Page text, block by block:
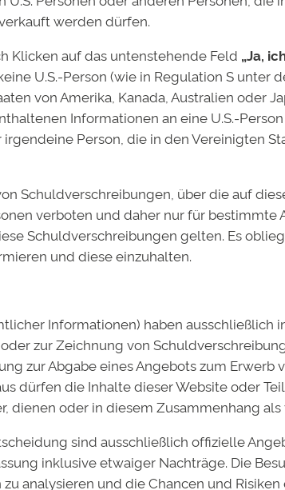
Track Record. Insgesamt
und internationalen Top-
ist mit aktuell 0,5 Prozent sehr
5 Millionen Euro
(BaFin)
studienfonds-2.deerhältlich.
werden dürfen.
Klicken auf das untenstehende Feld „Ja,
U.S.-Person (wie in Regulation S unter
von Amerika, Kanada, Australien oder
Informationen an eine U.S.-
Person, die in den Vereinigten
Schuldverschreibungen, über die auf
verboten und daher nur für bestimmte
Schuldverschreibungen gelten. Es
und diese einzuhalten.
Informationen) haben ausschließlich
zur Zeichnung von
zur Abgabe eines Angebots zum
dürfen die Inhalte dieser Website oder
dienen oder in diesem Zusammenhang
sind ausschließlich offizielle
inklusive etwaiger Nachträge. Die
analysieren und die Chancen und Risiken